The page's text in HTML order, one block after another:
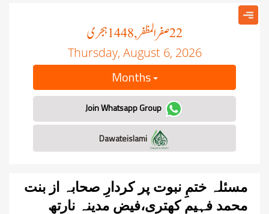
22صفر المظفر, 1448 ہجری
Thursday, August 6, 2026
Months
Join Whatsapp Group
مسئلہ ختمِ نبوت پر کردارِ صحابہ از بنت
محمد فہیم کھتری،فیض مدینہ نارتھ